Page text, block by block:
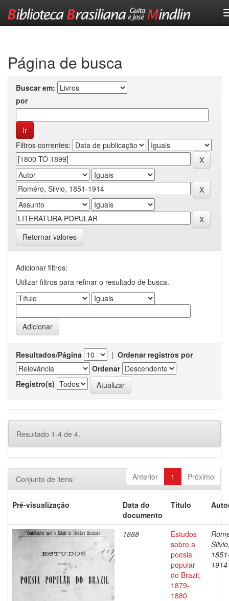
Página de busca
Buscar em:
por
Filtros correntes:
Retornar valores
Adicionar filtros:
Utilizar filtros para refinar o resultado de busca.
Resultados/Página | Ordenar registros por
Ordenar
Registro(s)
Resultado 1-4 de 4.
Anterior 1 Próximo
Conjunto de itens:
Pré-visualização
Data do
documento
Título
1888
Estudos
sobre a
poesia
popular
do Brazil,
1879-
1880
1914